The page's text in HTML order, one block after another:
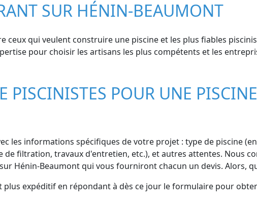
SUR HÉNIN-BEAUMONT
ceux qui veulent construire une piscine et les plus fiables
pour choisir les artisans les plus compétents et les
PISCINISTES POUR UNE
les informations spécifiques de votre projet : type de piscine
filtration, travaux d'entretien, etc.), et autres attentes. Nous
Hénin-Beaumont qui vous fourniront chacun un devis. Alors,
expéditif en répondant à dès ce jour le formulaire pour